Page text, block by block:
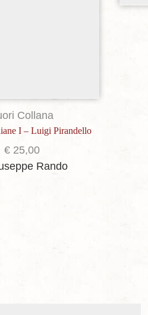
Collana
I – Luigi Pirandello
€25,00
Rando